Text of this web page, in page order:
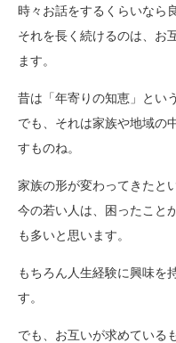
時々お話をするくらいなら
それを長く続けるのは、お
ます。
昔は「年寄りの知恵」とい
でも、それは家族や地域の
すものね。
家族の形が変わってきたと
今の若い人は、困ったこと
も多いと思います。
もちろん人生経験に興味を
す。
でも、お互いが求めている